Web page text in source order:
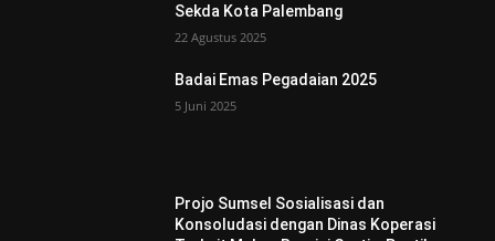
Sekda Kota Palembang
22 Agustus 2025
Badai Emas Pegadaian 2025
5 Juni 2025
Projo Sumsel Sosialisasi dan
Konsoludasi dengan Dinas Koperasi